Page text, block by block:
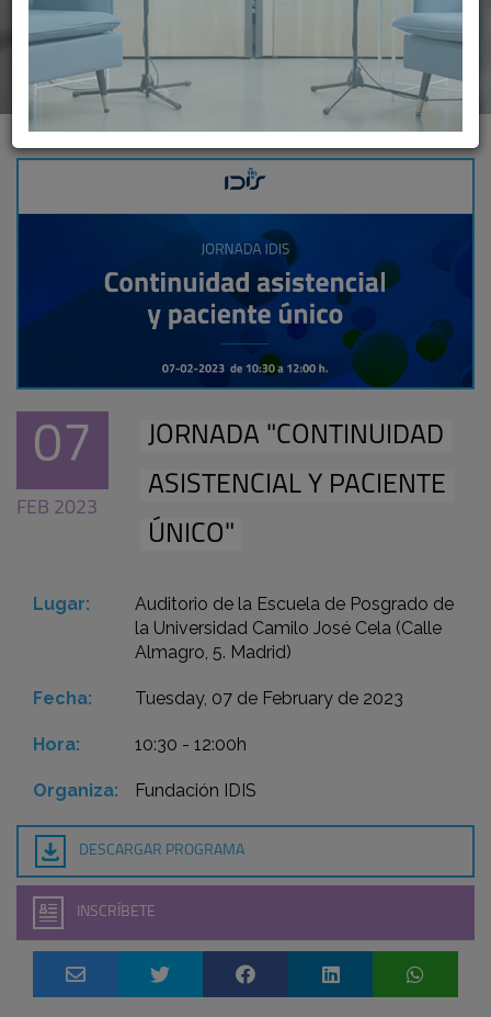
07
FEB 2023
JORNADA "CONTINUIDAD
ASISTENCIAL Y PACIENTE
ÚNICO"
Lugar:
Auditorio de la Escuela de Posgrado de
la Universidad Camilo José Cela (Calle
Almagro, 5. Madrid)
Fecha: Tuesday, 07 de February de 2023
Hora: 10:30 - 12:00h
Organiza: Fundación IDIS
DESCARGAR PROGRAMA
INSCRÍBETE